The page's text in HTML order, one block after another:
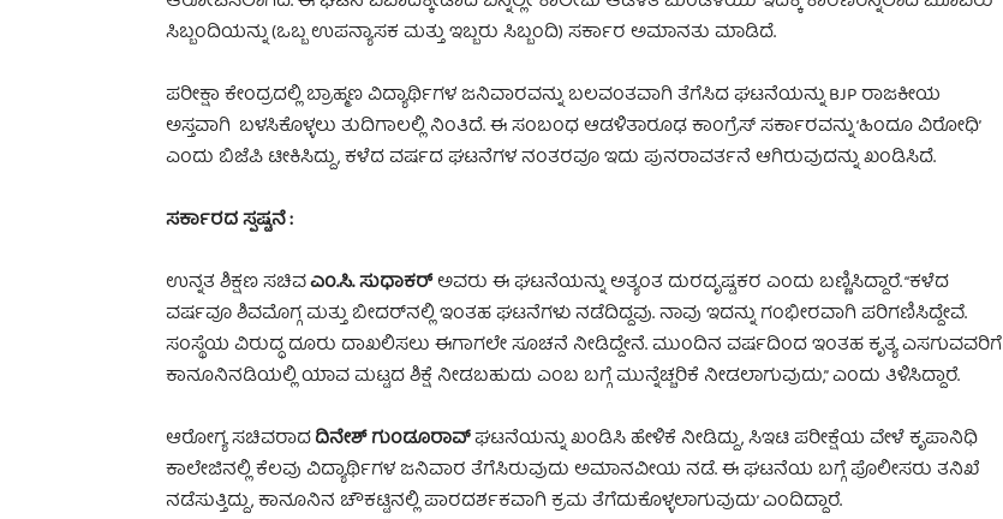
ಸಿಬ್ಬಂದಿಯನ್ನು (ಒಬ್ಬ ಉಪನ್ಯಾಸಕ ಮತ್ತು ಇಬ್ಬರು ಸಿಬ್ಬಂದಿ) ಸರ್ಕಾರ ಅಮಾನತು ಮಾಡಿದೆ.
ಪರೀಕ್ಷಾ ಕೇಂದ್ರದಲ್ಲಿ ಬ್ರಾಹ್ಮಣ ವಿದ್ಯಾರ್ಥಿಗಳ ಜನಿವಾರವನ್ನು ಬಲವಂತವಾಗಿ ತೆಗೆಸಿದ ಘಟನೆಯನ್ನು BJP ರಾಜಕೀಯ
ಅಸ್ತವಾಗಿ ಬಳಸಿಕೊಳ್ಳಲು ತುದಿಗಾಲಲ್ಲಿ ನಿಂತಿದೆ. ಈ ಸಂಬಂಧ ಆಡಳಿತಾರೂಢ ಕಾಂಗ್ರೆಸ್ ಸರ್ಕಾರವನ್ನು ‘ಹಿಂದೂ ವಿರೋಧಿ’
ಎಂದು ಬಿಜೆಪಿ ಟೀಕಿಸಿದ್ದು, ಕಳೆದ ವರ್ಷದ ಘಟನೆಗಳ ನಂತರವೂ ಇದು ಪುನರಾವರ್ತನೆ ಆಗಿರುವುದನ್ನು ಖಂಡಿಸಿದೆ.
ಸರ್ಕಾರದ ಸ್ಪಷ್ಟನೆ :
ಉನ್ನತ ಶಿಕ್ಷಣ ಸಚಿವಎಂ.ಸಿ. ಸುಧಾಕರ್ಅವರು ಈ ಘಟನೆಯನ್ನು ಅತ್ಯಂತ ದುರದೃಷ್ಟಕರ ಎಂದು ಬಣ್ಣಿಸಿದ್ದಾರೆ. “ಕಳೆದ
ವರ್ಷವೂ ಶಿವಮೊಗ್ಗ ಮತ್ತು ಬೀದರ್‌ನಲ್ಲಿ ಇಂತಹ ಘಟನೆಗಳು ನಡೆದಿದ್ದವು. ನಾವು ಇದನ್ನು ಗಂಭೀರವಾಗಿ ಪರಿಗಣಿಸಿದ್ದೇವೆ.
ಸಂಸ್ಥೆಯ ವಿರುದ್ಧ ದೂರು ದಾಖಲಿಸಲು ಈಗಾಗಲೇ ಸೂಚನೆ ನೀಡಿದ್ದೇನೆ. ಮುಂದಿನ ವರ್ಷದಿಂದ ಇಂತಹ ಕೃತ್ಯ ಎಸಗುವವರಿಗೆ
ಕಾನೂನಿನಡಿಯಲ್ಲಿ ಯಾವ ಮಟ್ಟದ ಶಿಕ್ಷೆ ನೀಡಬಹುದು ಎಂಬ ಬಗ್ಗೆ ಮುನ್ನೆಚ್ಚರಿಕೆ ನೀಡಲಾಗುವುದು,” ಎಂದು ತಿಳಿಸಿದ್ದಾರೆ.
ಆರೋಗ್ಯ ಸಚಿವರಾದದಿನೇಶ್ ಗುಂಡೂರಾವ್‌ಘಟನೆಯನ್ನು ಖಂಡಿಸಿ ಹೇಳಿಕೆ ನೀಡಿದ್ದು, ಸಿಇಟಿ ಪರೀಕ್ಷೆಯ ವೇಳೆ ಕೃಪಾನಿಧಿ
ಕಾಲೇಜಿನಲ್ಲಿ ಕೆಲವು ವಿದ್ಯಾರ್ಥಿಗಳ ಜನಿವಾರ ತೆಗೆಸಿರುವುದು ಅಮಾನವೀಯ ನಡೆ. ಈ ಘಟನೆಯ ಬಗ್ಗೆ ಪೊಲೀಸರು ತನಿಖೆ
ನಡೆಸುತ್ತಿದ್ದು, ಕಾನೂನಿನ ಚೌಕಟ್ಟಿನಲ್ಲಿ ಪಾರದರ್ಶಕವಾಗಿ ಕ್ರಮ ತೆಗೆದುಕೊಳ್ಳಲಾಗುವುದು’ ಎಂದಿದ್ದಾರೆ.